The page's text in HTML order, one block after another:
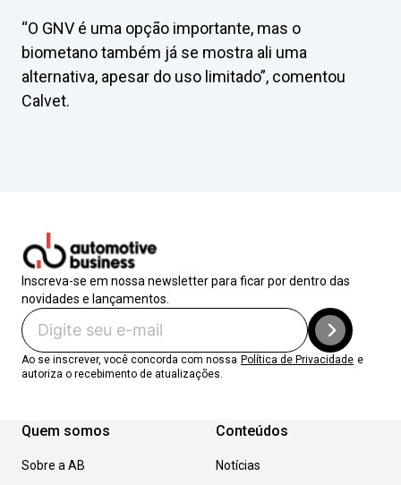
“O GNV é uma opção importante, mas o
biometano também já se mostra ali uma
alternativa, apesar do uso limitado”, comentou
Calvet.
Inscreva-se em nossa newsletter para ficar por dentro das
novidades e lançamentos.
Ao se inscrever, você concorda com nossa Política de Privacidade e
autoriza o recebimento de atualizações.
Quem somos
Sobre a AB
Conteúdos
Notícias